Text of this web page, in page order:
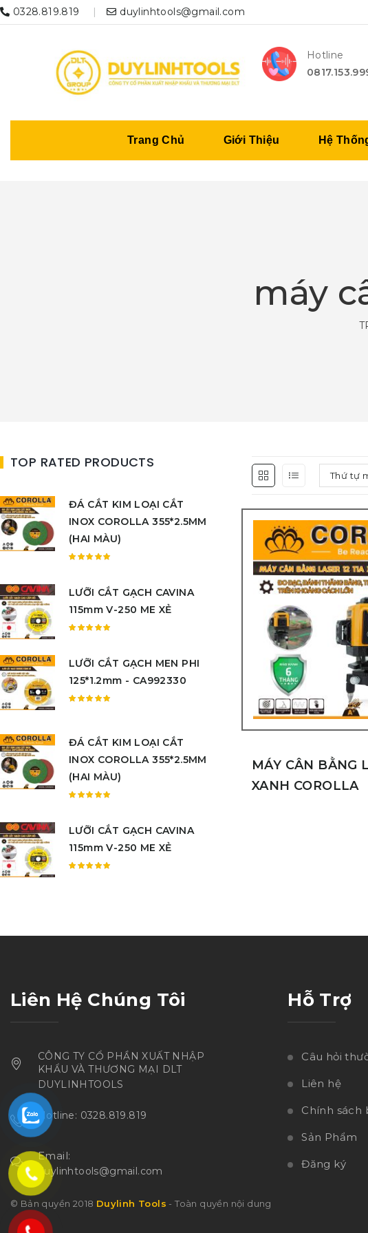
0328.819.819 duylinhtools@gmail.com
Hotline
Trang Chủ Giới Thiệu Hệ
máy
Thứ tự
MÁY CÂN BẰNG
XANH COROLLA
TOP RATED PRODUCTS
ĐÁ CẮT KIM LOẠI CẮT
INOX COROLLA 355*2.5MM
(HAI MÀU)
hạng
5.00
LƯỠI CẮT GẠCH CAVINA
115mm V-250 ME XẺ
hạng
5.005
LƯỠI CẮT GẠCH MEN PHI
125*1.2mm - CA992330
5.005
sao
ĐÁ CẮT KIM LOẠI CẮT
INOX COROLLA 355*2.5MM
(HAI MÀU)
hạng
5.00
LƯỠI CẮT GẠCH CAVINA
115mm V-250 ME XẺ
Liên Hệ Chúng Tôi
CÔNG TY CỔ PHẦN XUẤT NHẬP
KHẨU VÀ THƯƠNG MẠI DLT
DUYLINHTOOLS
Hotline: 0328.819.819
Email:
duylinhtools@gmail.com
Hỗ Trợ
Câu hỏi
Liên hệ
Chính sách
Sản Phẩm
Đăng ký
© Bản quyền 2018 Duylinh Tools - Toàn quyền nội dung